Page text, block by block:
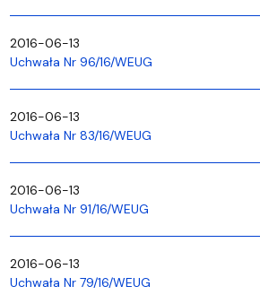
2016-06-13
Uchwała Nr 96/16/WEUG
2016-06-13
Uchwała Nr 83/16/WEUG
2016-06-13
Uchwała Nr 91/16/WEUG
2016-06-13
Uchwała Nr 79/16/WEUG